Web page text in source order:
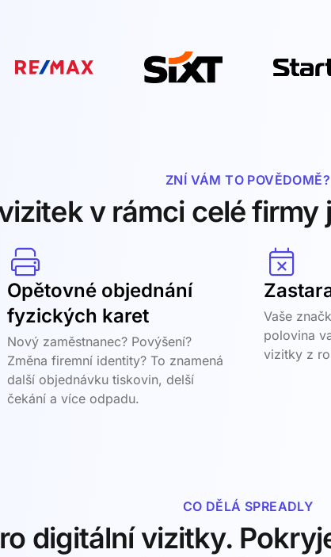
ZNÍ VÁM TO POVĚDOMĚ?
v rámci celé firmy
Opětovné objednání
fyzických karet
Nový zaměstnanec? Povýšení?
Změna firemní identity? To znamená
další objednávku tiskovin, delší
čekání a více odpadu.
Vaše
polovina
vizitky z
CO DĚLÁ SPREADLY
digitální vizitky.